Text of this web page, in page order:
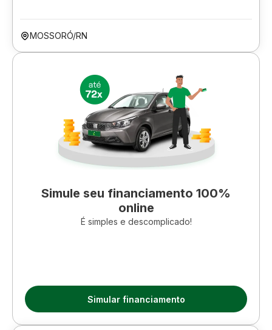
MOSSORÓ/RN
Simule seu financiamento 100%
online
É simples e descomplicado!
Simular financiamento